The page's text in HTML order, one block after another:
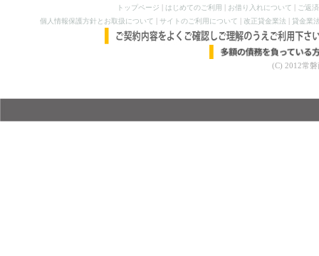
トップページ | はじめてのご利用 | お借り入れについて | ご返
個人情報保護方針とお取扱について | サイトのご利用について | 改正貸金業法 | 貸金業
(C) 2012常